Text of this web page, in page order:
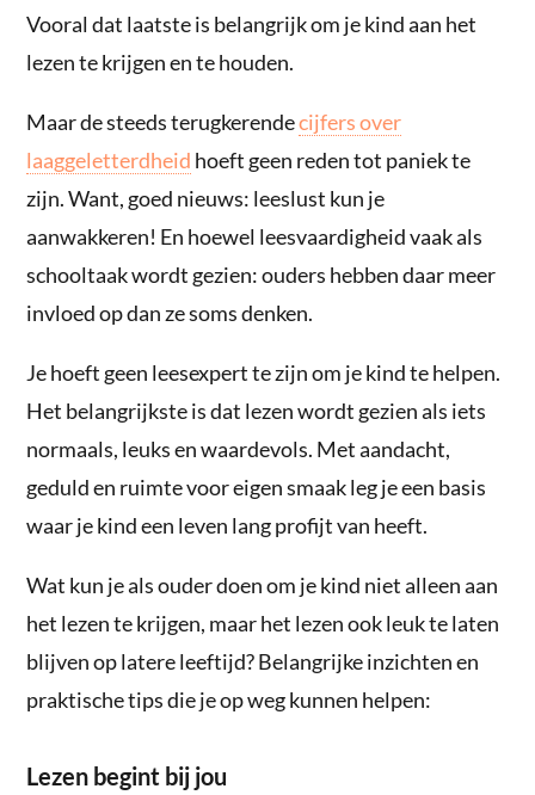
Vooral dat laatste is belangrijk om je kind aan het
lezen te krijgen en te houden.
Maar de steeds terugkerendecijfers over
laaggeletterdheid hoeft geen reden tot paniek te
zijn. Want, goed nieuws: leeslust kun je
aanwakkeren! En hoewel leesvaardigheid vaak als
schooltaak wordt gezien: ouders hebben daar meer
invloed op dan ze soms denken.
Je hoeft geen leesexpert te zijn om je kind te helpen.
Het belangrijkste is dat lezen wordt gezien als iets
normaals, leuks en waardevols. Met aandacht,
geduld en ruimte voor eigen smaak leg je een basis
waar je kind een leven lang profijt van heeft.
Wat kun je als ouder doen om je kind niet alleenaan
het lezen te krijgen, maar het lezen ook leuk te laten
blijven op latere leeftijd? Belangrijke inzichten en
praktische tips die je op weg kunnen helpen:
Lezen begint bij jou